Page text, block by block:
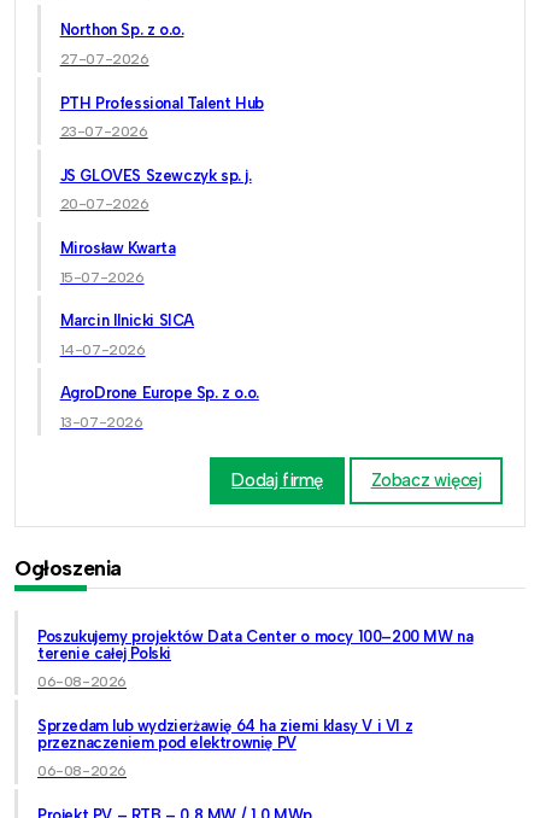
Northon Sp. z o.o.
27-07-2026
PTH Professional Talent Hub
23-07-2026
JS GLOVES Szewczyk sp. j.
20-07-2026
Mirosław Kwarta
15-07-2026
Marcin Ilnicki SICA
14-07-2026
AgroDrone Europe Sp. z o.o.
13-07-2026
Dodaj firmę Zobacz więcej
Ogłoszenia
Poszukujemy projektów Data Center o mocy 100–200 MW na
terenie całej Polski
06-08-2026
Sprzedam lub wydzierżawię 64 ha ziemi klasy V i VI z
przeznaczeniem pod elektrownię PV
06-08-2026